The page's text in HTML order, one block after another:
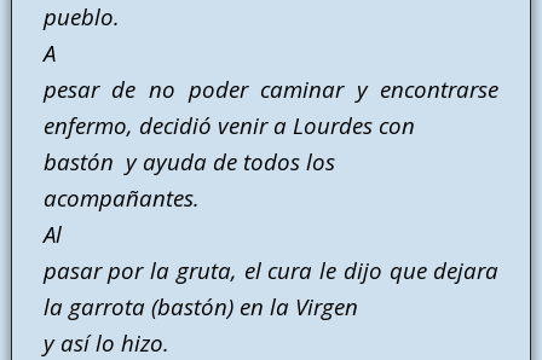
pueblo.
A
pesar de no poder caminar y encontrarse
enfermo, decidió venir a Lourdes con
bastón y ayuda de todos los
acompañantes.
Al
pasar por la gruta, el cura le dijo que dejara
la garrota (bastón) en la Virgen
y así lo hizo.